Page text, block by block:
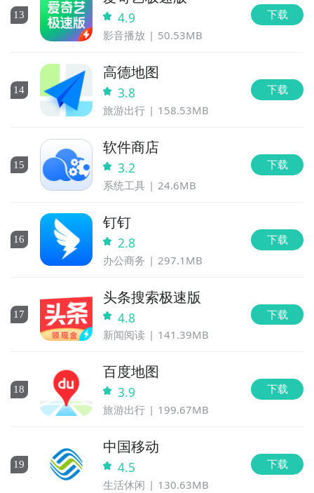
13 4.9
影音播放 50.53MB
下载
14
高德地图
3.8
旅游出行 158.53MB
下载
15
软件商店
3.2
系统工具 24.6MB
下载
16
钉钉
2.8
办公商务 297.1MB
下载
17
头条搜索极速版
4.8
新闻阅读 141.39MB
下载
18
百度地图
3.9
旅游出行 199.67MB
下载
19
中国移动
4.5
生活休闲 130.63MB
下载